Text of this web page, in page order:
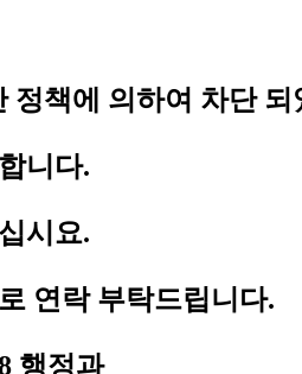
정책에 의하여 차단 되
니다.
시요.
연락 부탁드립니다.
행정과